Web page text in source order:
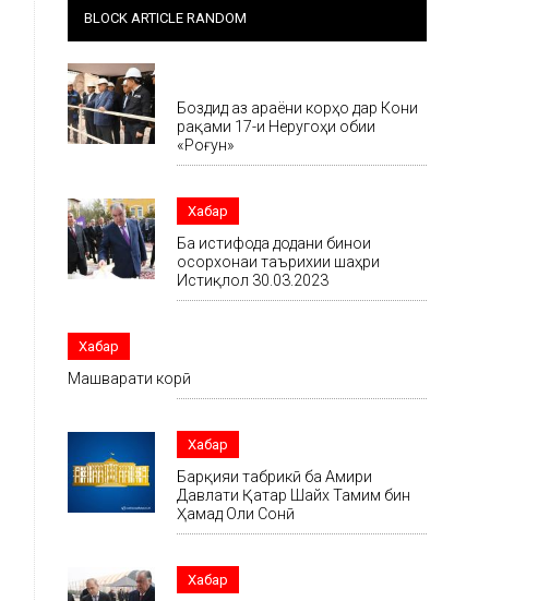
BLOCK ARTICLE RANDOM
Боздид аз ҷараёни корҳо дар Кони
рақами 17-и Неругоҳи обии
«Роғун»
Хабар
Ба истифода додани бинои
осорхонаи таърихии шаҳри
Истиқлол 30.03.2023
Хабар
Машварати корӣ
Хабар
Барқияи табрикӣ ба Амири
Давлати Қатар Шайх Тамим бин
Ҳамад Оли Сонӣ
Хабар